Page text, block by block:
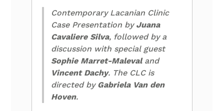
Contemporary Lacanian Clinic
Case Presentation byJuana
Cavaliere Silva, followed by a
discussion with special guest
Sophie Marret-Malevaland
Vincent Dachy. The CLC is
directed by Gabriela Van den
Hoven.